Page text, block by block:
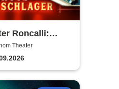
Roncalli:
Theater